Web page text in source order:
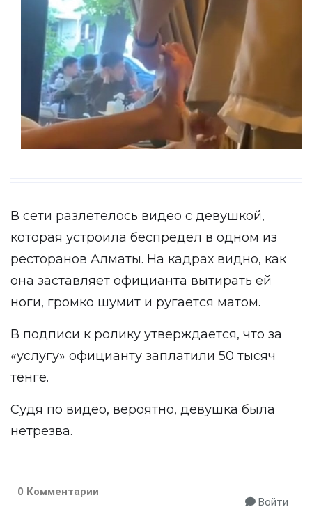
В сети разлетелось видео с девушкой,
которая устроила беспредел в одном из
ресторанов Алматы. На кадрах видно, как
она заставляет официанта вытирать ей
ноги, громко шумит и ругается матом.
В подписи к ролику утверждается, что за
«услугу» официанту заплатили 50 тысяч
тенге.
Судя по видео, вероятно, девушка была
нетрезва.
0 Комментарии
Войти